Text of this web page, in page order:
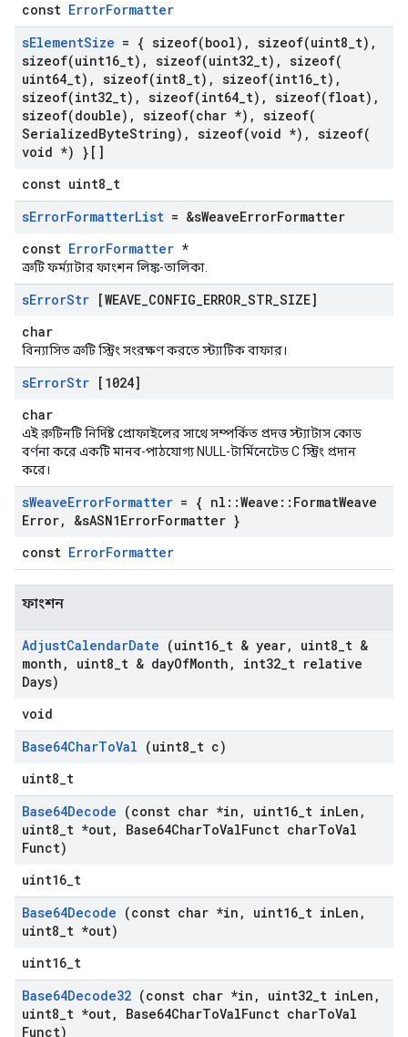
const ErrorFormatter
sElementSize = { sizeof(bool) , sizeof(uint8 t) ,
sizeof(uint16 t) , sizeof(uint32 t) , sizeof(
uint64 t) , sizeof(int8 t) , sizeof(int16 t) ,
sizeof(int32 t) , sizeof(int64 t) , sizeof(float) ,
sizeof(double) , sizeof(char *) , sizeof(
SerializedByteString) , sizeof(void *) , sizeof(
void *) }[]
const uint8_t
sErrorFormatterList = &sWeaveErrorFormatter
const ErrorFormatter *
ত্রুটি ফর্ম্যাটার ফাংশন লিঙ্ক-তালিকা.
sErrorStr [WEAVE CONFIG ERROR STR SIZE]
char
বিন্যাসিত ত্রুটি স্ট্রিং সংরক্ষণ করতে স্ট্যাটিক বাফার।
sErrorStr [1024]
char
এই রুটিনটি নির্দিষ্ট প্রোফাইলের সাথে সম্পর্কিত প্রদত্ত স্ট্যাটাস কোড
বর্ণনা করে একটি মানব-পাঠযোগ্য NULL-টার্মিনেটেড C স্ট্রিং প্রদান
করে।
sWeaveErrorFormatter = { nl ::Weave :: FormatWeave
Error, &sASN1ErrorFormatter }
const ErrorFormatter
ফাংশন
AdjustCalendarDate (uint16 t & year, uint8 t &
month , uint8 t & dayOfMonth , int32 t relative
Days)
void
Base64CharToVal (uint8 t c)
uint8_t
Base64Decode (const char *in , uint16 t inLen ,
uint8 t *out, Base64CharToValFunct charToVal
Funct)
uint16_t
Base64Decode (const char *in , uint16 t inLen ,
uint8 t *out)
uint16_t
Base64Decode32 (const char *in , uint32 t inLen ,
uint8 t *out, Base64CharToValFunct charToVal
Funct)